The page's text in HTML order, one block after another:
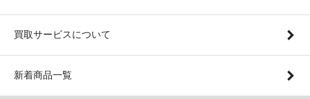
買取サービスについて
新着商品一覧